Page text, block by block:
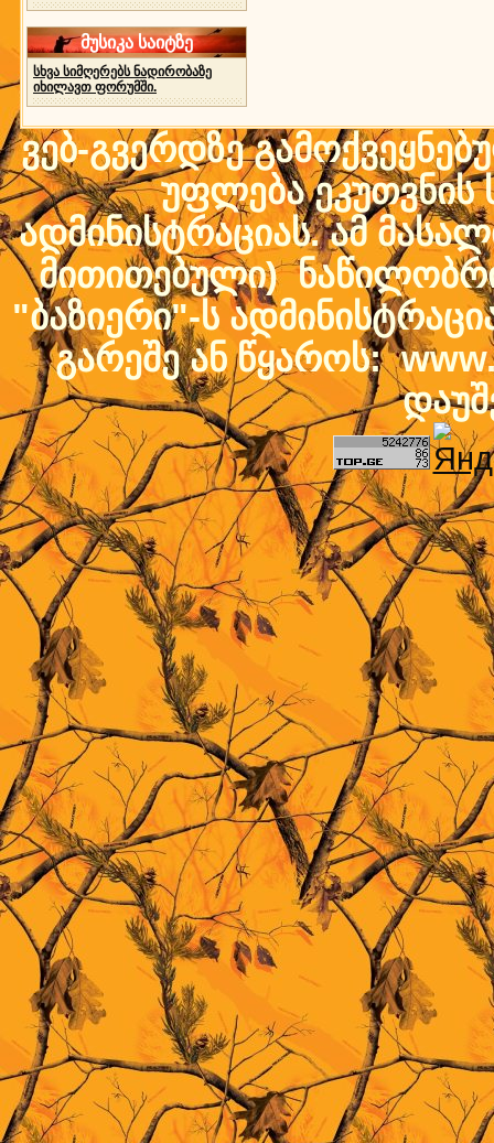
მუსიკა საიტზე
სხვა სიმღერებს ნადირობაზე
იხილავთ ფორუმში.
ვებ-გვერდზე
უფლება ეკუთვნის
ადმინისტრაციას. ამ
მითითებული)
"ბაზიერი"-ს
გარეშე ან წყაროს: